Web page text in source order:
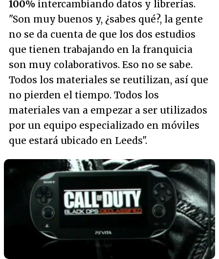
100% intercambiando datos y librerías.
"Son muy buenos y, ¿sabes qué?, la gente
no se da cuenta de que los dos estudios
que tienen trabajando en la franquicia
son muy colaborativos. Eso no se sabe.
Todos los materiales se reutilizan, así que
no pierden el tiempo. Todos los
materiales van a empezar a ser utilizados
por un equipo especializado en móviles
que estará ubicado en Leeds".